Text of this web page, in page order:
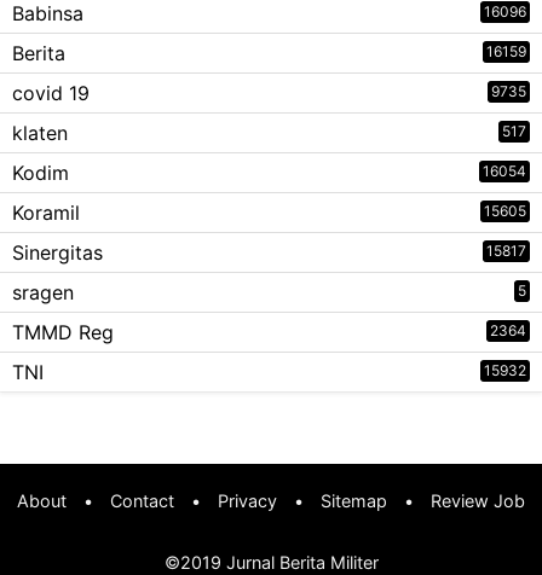
Babinsa
16096
Berita 16159
covid 19 9735
klaten 517
Kodim 16054
Koramil 15605
Sinergitas 15817
sragen 5
TMMD Reg 2364
TNI 15932
About • Contact • Privacy • Sitemap • Review Job
©2019 Jurnal Berita Militer